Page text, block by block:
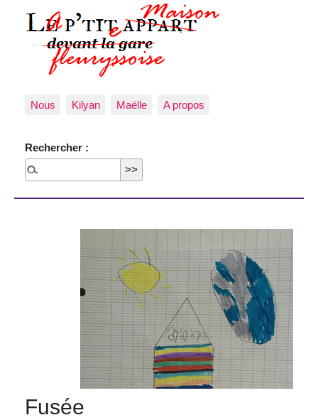
Nous Kilyan Maëlle A propos
Rechercher :
Fusée